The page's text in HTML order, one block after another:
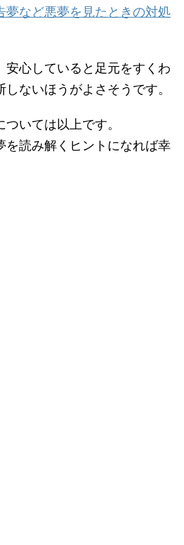
夢など悪夢を見たときの対処
安心していると足元をすくわ
ないほうがよさそうです。
ついては以上です。
を読み解くヒントになれば幸